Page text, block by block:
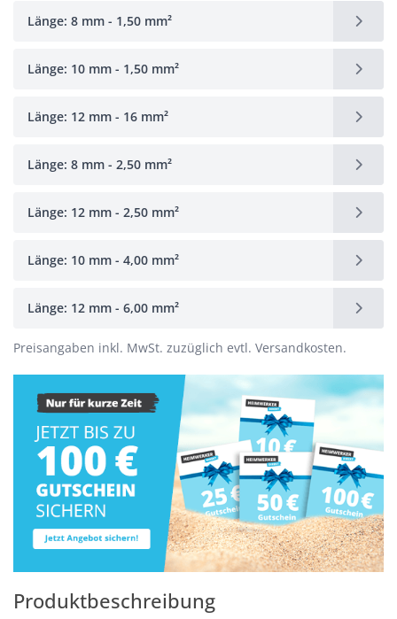
Länge: 8 mm - 1,50 mm²
Länge: 10 mm - 1,50 mm²
Länge: 12 mm - 16 mm²
Länge: 8 mm - 2,50 mm²
Länge: 12 mm - 2,50 mm²
Länge: 10 mm - 4,00 mm²
Länge: 12 mm - 6,00 mm²
Preisangaben inkl. MwSt. zuzüglich evtl. Versandkosten.
Produktbeschreibung